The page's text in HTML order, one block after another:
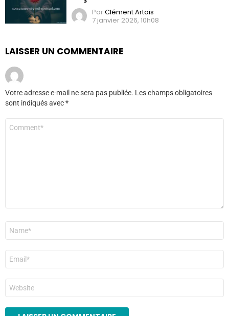
ParClément Artois
7 janvier 2026, 10h08
LAISSER UN COMMENTAIRE
Votre adresse e-mail ne sera pas publiée. Les champs obligatoires
sont indiqués avec*
Commentaire
Nom
E-
mail
*
Site
web